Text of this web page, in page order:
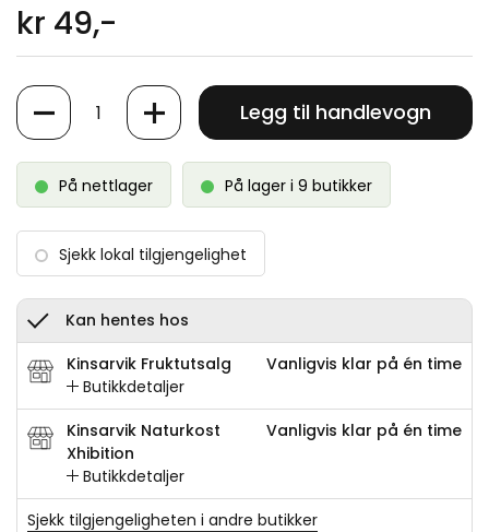
kr 49,-
Antall
Legg til handlevogn
På nettlager På lager i 9 butikker
Sjekk lokal tilgjengelighet
Kan hentes hos
Kinsarvik Fruktutsalg
Butikkdetaljer
Vanligvis klar på én time
Kinsarvik Naturkost
Xhibition
Butikkdetaljer
Vanligvis klar på én time
Sjekk tilgjengeligheten i andre butikker